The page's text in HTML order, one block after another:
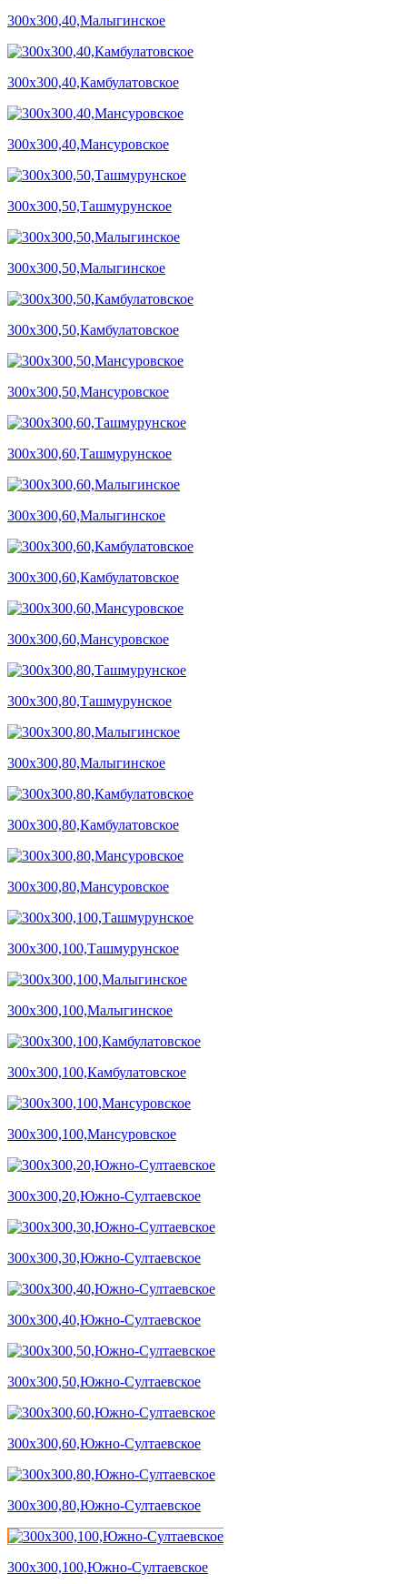
300х300,40,Малыгинское
300х300,40,Камбулатовское
300х300,40,Мансуровское
300х300,50,Ташмурунское
300х300,50,Малыгинское
300х300,50,Камбулатовское
300х300,50,Мансуровское
300х300,60,Ташмурунское
300х300,60,Малыгинское
300х300,60,Камбулатовское
300х300,60,Мансуровское
300х300,80,Ташмурунское
300х300,80,Малыгинское
300х300,80,Камбулатовское
300х300,80,Мансуровское
300х300,100,Ташмурунское
300х300,100,Малыгинское
300х300,100,Камбулатовское
300х300,100,Мансуровское
300х300,20,Южно-Султаевское
300х300,30,Южно-Султаевское
300х300,40,Южно-Султаевское
300х300,50,Южно-Султаевское
300х300,60,Южно-Султаевское
300х300,80,Южно-Султаевское
300х300,100,Южно-Султаевское